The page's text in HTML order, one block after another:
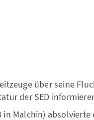
über seine
der SED
in Malchin)